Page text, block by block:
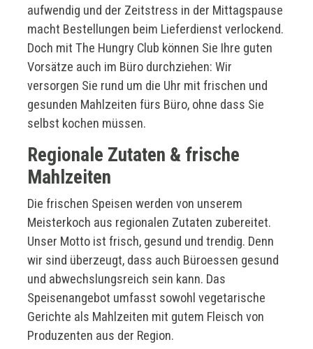
aufwendig und der Zeitstress in der Mittagspause
macht Bestellungen beim Lieferdienst verlockend.
Doch mit The Hungry Club können Sie Ihre guten
Vorsätze auch im Büro durchziehen: Wir
versorgen Sie rund um die Uhr mit frischen und
gesunden Mahlzeiten fürs Büro, ohne dass Sie
selbst kochen müssen.
Regionale Zutaten & frische
Mahlzeiten
Die frischen Speisen werden von unserem
Meisterkoch aus regionalen Zutaten zubereitet.
Unser Motto ist frisch, gesund und trendig. Denn
wir sind überzeugt, dass auch Büroessen gesund
und abwechslungsreich sein kann. Das
Speisenangebot umfasst sowohl vegetarische
Gerichte als Mahlzeiten mit gutem Fleisch von
Produzenten aus der Region.